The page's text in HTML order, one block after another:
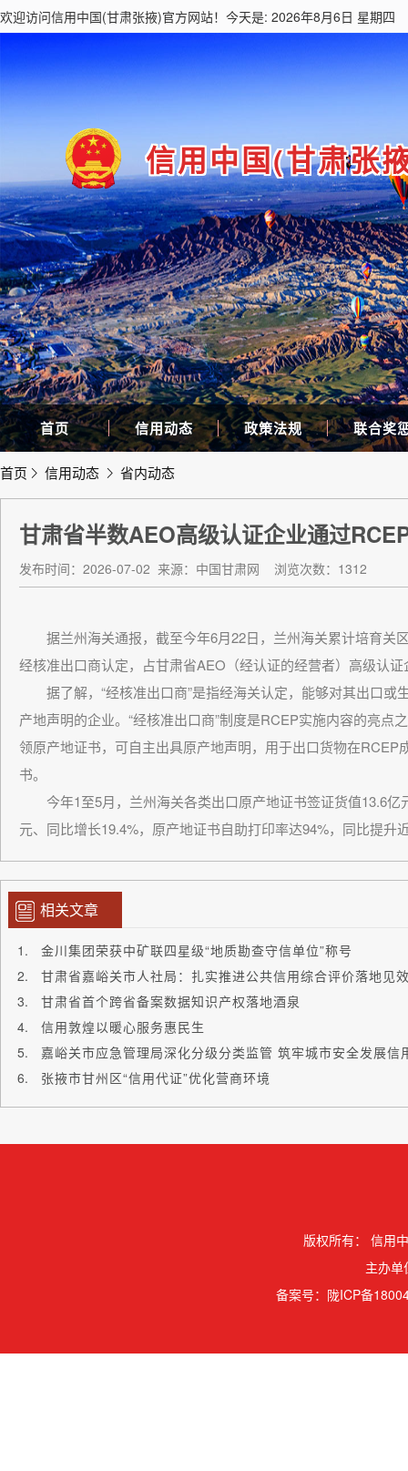
欢迎访问信用中国(甘肃张掖)官方网站！今天是: 2026年8月6日 星期四
信用中国(甘肃张
首页 信用动态 政策法规 联合奖
首页 信用动态 省内动态
甘肃省半数AEO高级认证企业通过
发布时间：2026-07-02 来源：中国甘肃网 浏览次数：1312
据兰州海关通报，截至今年6月22日，兰州海关累计培育关
经核准出口商认定，占甘肃省AEO（经认证的经营者）高级认
据了解，“经核准出口商”是指经海关认定，能够对其出口或
产地声明的企业。“经核准出口商”制度是RCEP实施内容的亮
领原产地证书，可自主出具原产地声明，用于出口货物在
书。
今年1至5月，兰州海关各类出口原产地证书签证货值13.6亿
元、同比增长19.4%，原产地证书自助打印率达94%，同比提升
相关文章
金川集团荣获中矿联四星级“地质勘查守信单位”称号
甘肃省嘉峪关市人社局：扎实推进公共信用综合评价落地见
甘肃省首个跨省备案数据知识产权落地酒泉
信用敦煌以暖心服务惠民生
嘉峪关市应急管理局深化分级分类监管 筑牢城市安全发展信
张掖市甘州区“信用代证”优化营商环境
版权所有：
信用
主办
备案号： 陇ICP备